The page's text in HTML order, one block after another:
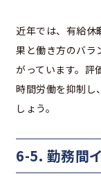
近年では、有給休
果と働き方のバラ
がっています。評
時間労働を抑制し
しょう。
6-5. 勤務間